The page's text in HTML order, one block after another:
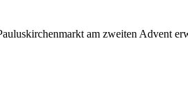
am zweiten Advent